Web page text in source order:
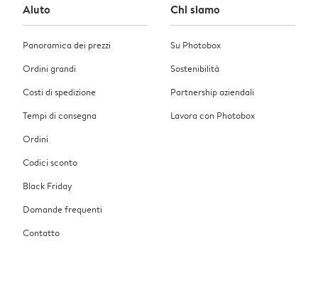
Aiuto
Panoramica dei prezzi
Ordini grandi
Costi di spedizione
Tempi di consegna
Ordini
Codici sconto
Black Friday
Domande frequenti
Contatto
Chi siamo
Su Photobox
Sostenibilità
Partnership aziendali
Lavora con Photobox